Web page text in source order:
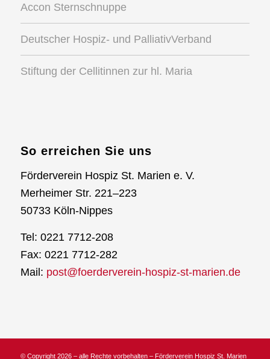
Accon Sternschnuppe
Deutscher Hospiz- und PalliativVerband
Stiftung der Cellitinnen zur hl. Maria
So erreichen Sie uns
Förderverein Hospiz St. Marien e. V.
Merheimer Str. 221–223
50733 Köln-Nippes
Tel: 0221 7712-208
Fax: 0221 7712-282
Mail: post@foerderverein-hospiz-st-marien.de
© Copyright 2026 – alle Rechte vorbehalten – Förderverein Hospiz St. Marien